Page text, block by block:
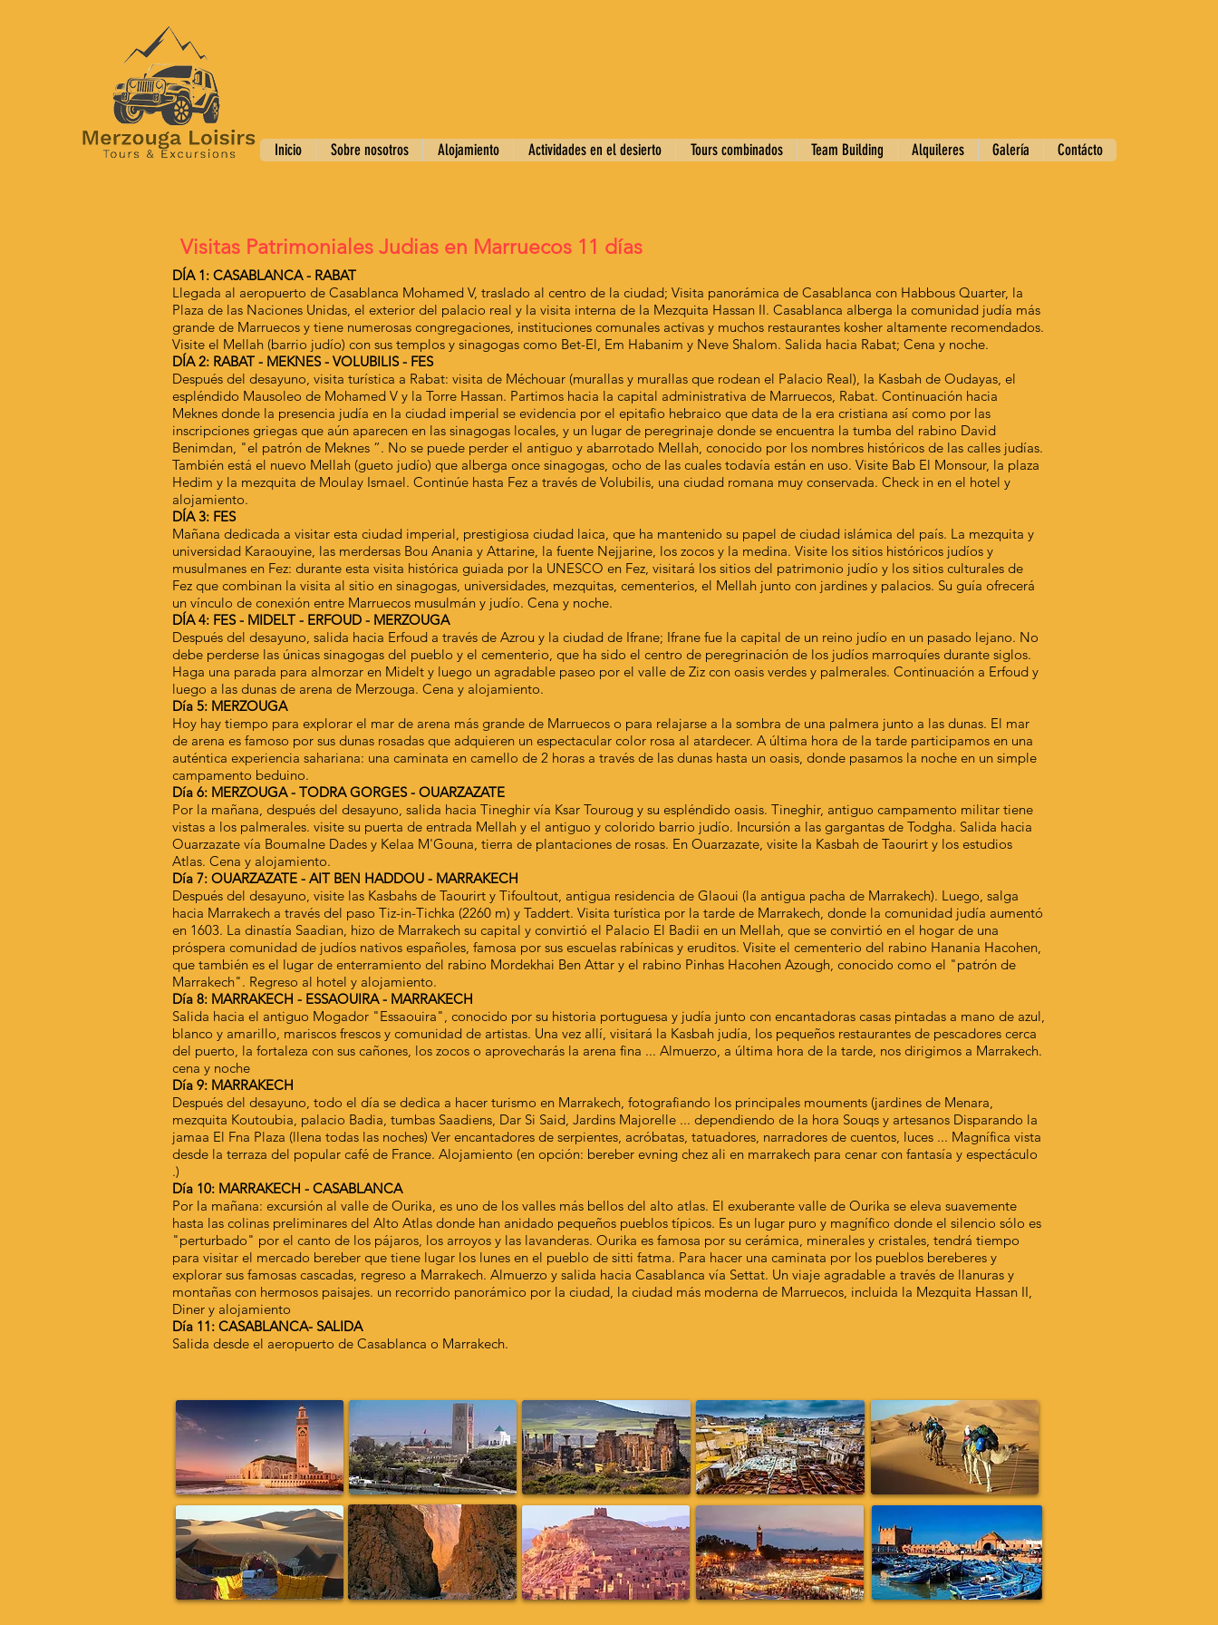
Inicio Sobre nosotros Alojamiento Actividades en el desierto Tours combinados Team Building Alquileres Galería Contácto
Visitas Patrimoniales Judias en Marruecos 11 días
DÍA 1: CASABLANCA - RABAT
Llegada al aeropuerto de Casablanca Mohamed V, traslado al centro de la ciudad; Visita panorámica de Casablanca con Habbous Quarter, la
Plaza de las Naciones Unidas, el exterior del palacio real y la visita interna de la Mezquita Hassan II. Casablanca alberga la comunidad judía más
grande de Marruecos y tiene numerosas congregaciones, instituciones comunales activas y muchos restaurantes kosher altamente recomendados.
Visite el Mellah (barrio judío) con sus templos y sinagogas como Bet-El, Em Habanim y Neve Shalom. Salida hacia Rabat; Cena y noche.
DÍA 2: RABAT - MEKNES - VOLUBILIS - FES
Después del desayuno, visita turística a Rabat: visita de Méchouar (murallas y murallas que rodean el Palacio Real), la Kasbah de Oudayas, el
espléndido Mausoleo de Mohamed V y la Torre Hassan. Partimos hacia la capital administrativa de Marruecos, Rabat. Continuación hacia
Meknes donde la presencia judía en la ciudad imperial se evidencia por el epitafio hebraico que data de la era cristiana así como por las
inscripciones griegas que aún aparecen en las sinagogas locales, y un lugar de peregrinaje donde se encuentra la tumba del rabino David
Benimdan, "el patrón de Meknes ”. No se puede perder el antiguo y abarrotado Mellah, conocido por los nombres históricos de las calles judías.
También está el nuevo Mellah (gueto judío) que alberga once sinagogas, ocho de las cuales todavía están en uso. Visite Bab El Monsour, la plaza
Hedim y la mezquita de Moulay Ismael. Continúe hasta Fez a través de Volubilis, una ciudad romana muy conservada. Check in en el hotel y
alojamiento.
DÍA 3: FES
Mañana dedicada a visitar esta ciudad imperial, prestigiosa ciudad laica, que ha mantenido su papel de ciudad islámica del país. La mezquita y
universidad Karaouyine, las merdersas Bou Anania y Attarine, la fuente Nejjarine, los zocos y la medina. Visite los sitios históricos judíos y
musulmanes en Fez: durante esta visita histórica guiada por la UNESCO en Fez, visitará los sitios del patrimonio judío y los sitios culturales de
Fez que combinan la visita al sitio en sinagogas, universidades, mezquitas, cementerios, el Mellah junto con jardines y palacios. Su guía ofrecerá
un vínculo de conexión entre Marruecos musulmán y judío. Cena y noche.
DÍA 4: FES - MIDELT - ERFOUD - MERZOUGA
Después del desayuno, salida hacia Erfoud a través de Azrou y la ciudad de Ifrane; Ifrane fue la capital de un reino judío en un pasado lejano. No
debe perderse las únicas sinagogas del pueblo y el cementerio, que ha sido el centro de peregrinación de los judíos marroquíes durante siglos.
Haga una parada para almorzar en Midelt y luego un agradable paseo por el valle de Ziz con oasis verdes y palmerales. Continuación a Erfoud y
luego a las dunas de arena de Merzouga. Cena y alojamiento.
Día 5: MERZOUGA
Hoy hay tiempo para explorar el mar de arena más grande de Marruecos o para relajarse a la sombra de una palmera junto a las dunas. El mar
de arena es famoso por sus dunas rosadas que adquieren un espectacular color rosa al atardecer. A última hora de la tarde participamos en una
auténtica experiencia sahariana: una caminata en camello de 2 horas a través de las dunas hasta un oasis, donde pasamos la noche en un simple
campamento beduino.
Día 6: MERZOUGA - TODRA GORGES - OUARZAZATE
Por la mañana, después del desayuno, salida hacia Tineghir vía Ksar Touroug y su espléndido oasis. Tineghir, antiguo campamento militar tiene
vistas a los palmerales. visite su puerta de entrada Mellah y el antiguo y colorido barrio judío. Incursión a las gargantas de Todgha. Salida hacia
Ouarzazate vía Boumalne Dades y Kelaa M'Gouna, tierra de plantaciones de rosas. En Ouarzazate, visite la Kasbah de Taourirt y los estudios
Atlas. Cena y alojamiento.
Día 7: OUARZAZATE - AIT BEN HADDOU - MARRAKECH
Después del desayuno, visite las Kasbahs de Taourirt y Tifoultout, antigua residencia de Glaoui (la antigua pacha de Marrakech). Luego, salga
hacia Marrakech a través del paso Tiz-in-Tichka (2260 m) y Taddert. Visita turística por la tarde de Marrakech, donde la comunidad judía aumentó
en 1603. La dinastía Saadian, hizo de Marrakech su capital y convirtió el Palacio El Badii en un Mellah, que se convirtió en el hogar de una
próspera comunidad de judíos nativos españoles, famosa por sus escuelas rabínicas y eruditos. Visite el cementerio del rabino Hanania Hacohen,
que también es el lugar de enterramiento del rabino Mordekhai Ben Attar y el rabino Pinhas Hacohen Azough, conocido como el "patrón de
Marrakech". Regreso al hotel y alojamiento.
Día 8: MARRAKECH - ESSAOUIRA - MARRAKECH
Salida hacia el antiguo Mogador "Essaouira", conocido por su historia portuguesa y judía junto con encantadoras casas pintadas a mano de azul,
blanco y amarillo, mariscos frescos y comunidad de artistas. Una vez allí, visitará la Kasbah judía, los pequeños restaurantes de pescadores cerca
del puerto, la fortaleza con sus cañones, los zocos o aprovecharás la arena fina ... Almuerzo, a última hora de la tarde, nos dirigimos a Marrakech.
cena y noche
Día 9: MARRAKECH
Después del desayuno, todo el día se dedica a hacer turismo en Marrakech, fotografiando los principales mouments (jardines de Menara,
mezquita Koutoubia, palacio Badia, tumbas Saadiens, Dar Si Said, Jardins Majorelle ... dependiendo de la hora Souqs y artesanos Disparando la
jamaa El Fna Plaza (llena todas las noches) Ver encantadores de serpientes, acróbatas, tatuadores, narradores de cuentos, luces ... Magnífica vista
desde la terraza del popular café de France. Alojamiento (en opción: bereber evning chez ali en marrakech para cenar con fantasía y espectáculo
.)
Día 10: MARRAKECH - CASABLANCA
Por la mañana: excursión al valle de Ourika, es uno de los valles más bellos del alto atlas. El exuberante valle de Ourika se eleva suavemente
hasta las colinas preliminares del Alto Atlas donde han anidado pequeños pueblos típicos. Es un lugar puro y magnífico donde el silencio sólo es
"perturbado" por el canto de los pájaros, los arroyos y las lavanderas. Ourika es famosa por su cerámica, minerales y cristales, tendrá tiempo
para visitar el mercado bereber que tiene lugar los lunes en el pueblo de sitti fatma. Para hacer una caminata por los pueblos bereberes y
explorar sus famosas cascadas, regreso a Marrakech. Almuerzo y salida hacia Casablanca vía Settat. Un viaje agradable a través de llanuras y
montañas con hermosos paisajes. un recorrido panorámico por la ciudad, la ciudad más moderna de Marruecos, incluida la Mezquita Hassan II,
Diner y alojamiento
Día 11: CASABLANCA- SALIDA
Salida desde el aeropuerto de Casablanca o Marrakech.